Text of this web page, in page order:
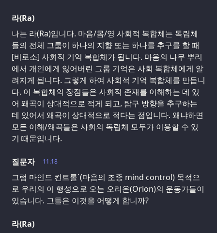
라(Ra)
나는 라(Ra)입니다. 마음/몸/영 사회적 복합체는 독립체
들의 전체 그룹이 하나의 지향 또는 하나를 추구를 할 때
[비로소] 사회적 기억 복합체가 됩니다. 마음의 나무 뿌리
에서 개인에게 잃어버린 그룹 기억은 사회 복합체에게 알
려지게 됩니다. 그렇게 하여 사회적 기억 복합체를 만듭니
다. 이 복합체의 장점들은 사회적 존재를 이해하는 데 있
어 왜곡이 상대적으로 적게 되고, 탐구 방향을 추구하는
데 있어서 왜곡이 상대적으로 적다는 점입니다. 왜냐하면
모든 이해/왜곡들은 사회의 독립체 모두가 이용할 수 있
기 때문입니다.
11.18
질문자
그럼 마인드 컨트롤`(마음의 조종 mind control) 목적으
로 우리의 이 행성으로 오는 오리온(Orion)의 운동가들이
있습니다. 그들은 이것을 어떻게 합니까?
라(Ra)